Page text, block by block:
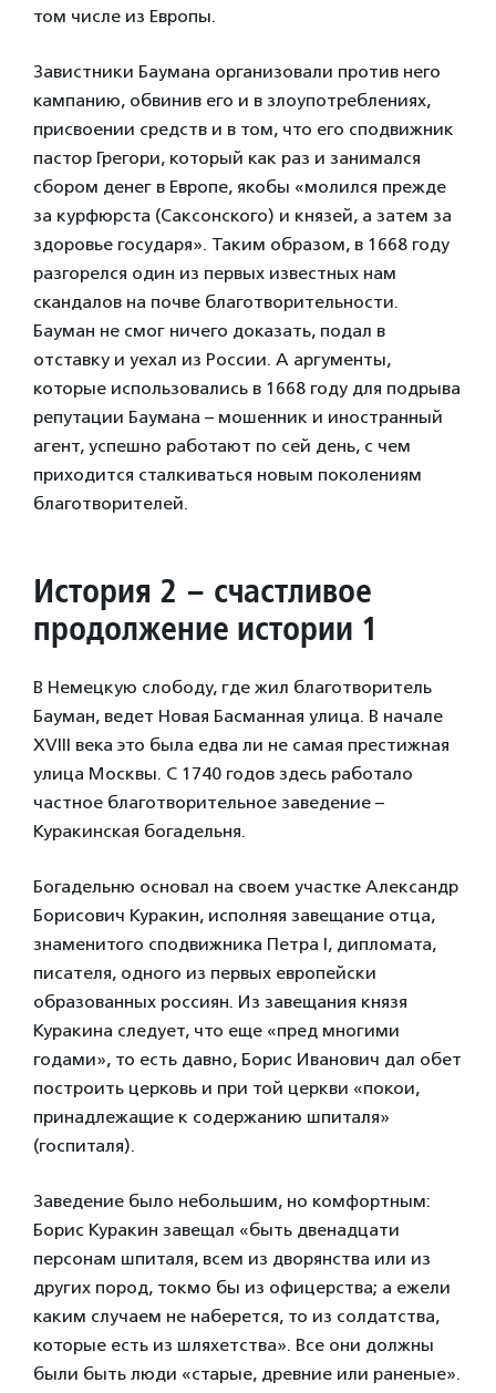
том числе из Европы.
Завистники Баумана организовали против него
кампанию, обвинив его и в злоупотреблениях,
присвоении средств и в том, что его сподвижник
пастор Грегори, который как раз и занимался
сбором денег в Европе, якобы «молился прежде
за курфюрста (Саксонского) и князей, а затем за
здоровье государя». Таким образом, в 1668 году
разгорелся один из первых известных нам
скандалов на почве благотворительности.
Бауман не смог ничего доказать, подал в
отставку и уехал из России. А аргументы,
которые использовались в 1668 году для подрыва
репутации Баумана – мошенник и иностранный
агент, успешно работают по сей день, с чем
приходится сталкиваться новым поколениям
благотворителей.
История 2 – счастливое
продолжение истории 1
В Немецкую слободу, где жил благотворитель
Бауман, ведет Новая Басманная улица. В начале
XVIII века это была едва ли не самая престижная
улица Москвы. С 1740 годов здесь работало
частное благотворительное заведение –
Куракинская богадельня.
Богадельню основал на своем участке Александр
Борисович Куракин, исполняя завещание отца,
знаменитого сподвижника Петра I, дипломата,
писателя, одного из первых европейски
образованных россиян. Из завещания князя
Куракина следует, что еще «пред многими
годами», то есть давно, Борис Иванович дал обет
построить церковь и при той церкви «покои,
принадлежащие к содержанию шпиталя»
(госпиталя).
Заведение было небольшим, но комфортным:
Борис Куракин завещал «быть двенадцати
персонам шпиталя, всем из дворянства или из
других пород, токмо бы из офицерства; а ежели
каким случаем не наберется, то из солдатства,
которые есть из шляхетства». Все они должны
были быть люди «старые, древние или раненые».